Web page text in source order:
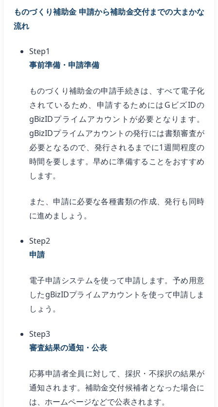
ものづくり補助金 申請から補助金交付までの大まかな
流れ
Step1
事前準備・申請準備
ものづくり補助金の申請手続きは、すべて電子化
されているため、申請するためにはGビズIDの
gBizIDプライムアカウントが必要となります。
gBizIDプライムアカウントの発行には書類審査が
必要となるので、発行されるまでに1週間程度の
時間を要します。早めに準備することをおすすめ
します。
また、申請に必要な各種書類の作成、発行も同時
に進めましょう。
Step2
申請
電子申請システムを使って申請します。予め用意
したgBizIDプライムアカウントを使って申請しま
しょう。
Step3
審査結果の通知・公表
応募申請者全員に対して、採択・不採択の結果が
通知されます。補助金交付候補者となった場合に
は、ホームページなどで公表されます。